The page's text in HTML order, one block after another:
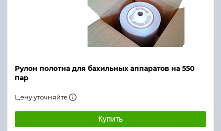
Рулон полотна для бахильных аппаратов на 550
пар
Цену уточняйте
Купить